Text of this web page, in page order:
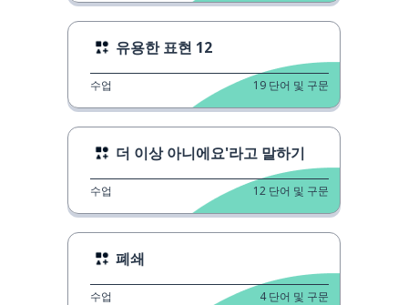
유용한 표현 12
수업 19 단어 및 구문
더 이상 아니에요'라고 말하기
수업 12 단어 및 구문
폐쇄
수업 4 단어 및 구문